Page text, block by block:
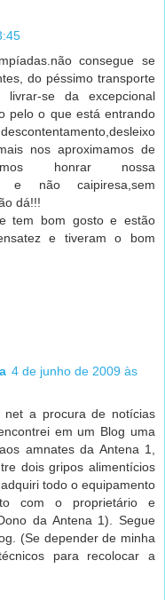
consegue se
do péssimo transporte
livrar-se da excepcional
pelo o que está entrando
nos aproximamos de
honrar nossa
e não caipiresa,sem
dá!!!
tem bom gosto e estão
e tiveram o bom
4 de junho de 2009 às
net a procura de notícias
em um Blog uma
amnates da Antena 1,
dois gripos alimentícios
todo o equipamento
com o proprietário e
da Antena 1). Segue
(Se depender de minha
para recolocar a